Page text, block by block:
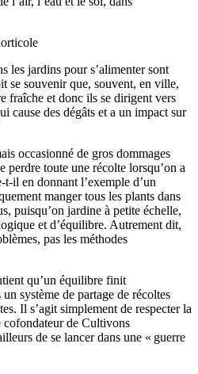
les jardins pour s’alimenter sont
se souvenir que, souvent, en ville,
fraîche et donc ils se dirigent vers
cause des dégâts et a un impact sur
occasionné de gros dommages
perdre toute une récolte lorsqu’on a
il en donnant l’exemple d’un
manger tous les plants dans
puisqu’on jardine à petite échelle,
et d’équilibre. Autrement dit,
pas les méthodes
qu’un équilibre finit
système de partage de récoltes
Il s’agit simplement de respecter la
de Cultivons
de se lancer dans une « guerre